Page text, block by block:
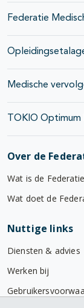
Federatie
Medische
TOKIO
Over de
Wat is de
Wat doet de
Nuttige links
Diensten & advies
Werken bij